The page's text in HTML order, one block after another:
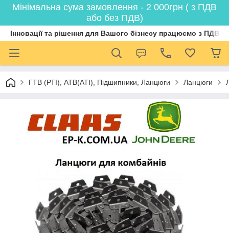
Мінімальна сума замовлення - 2 000грн ( з ПДВ
або без ПДВ)
Інновації та рішення для Вашого бізнесу працюємо з ПДВ
ГТВ (РТI), АТВ(АТI), Пiдшипники, Ланцюги Ланцюги